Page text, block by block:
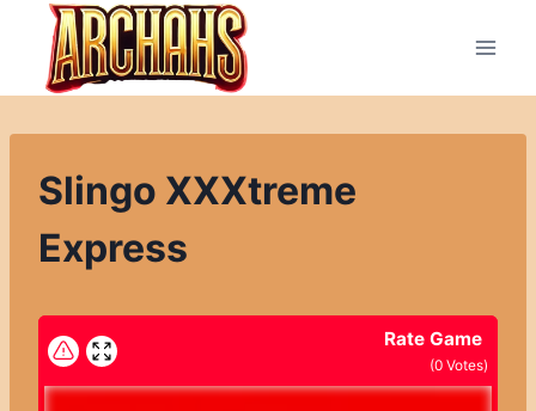
Přeskočit
obsah
Slingo XXXtreme
Express
Rate Game
(0 Votes)